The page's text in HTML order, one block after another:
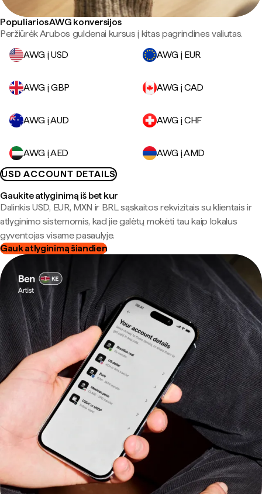
Populiarios AWG konversijos
Peržiūrėk Arubos guldenai kursus į kitas pagrindines valiutas.
AWG į USD
AWG į EUR
AWG į GBP AWG į CAD
AWG į AUD AWG į CHF
AWG į AED
AWG į AMD
USD ACCOUNT DETAILS
Gaukite atlyginimą iš bet kur
Dalinkis USD, EUR, MXN ir BRL sąskaitos rekvizitais su klientais ir
atlyginimo sistemomis, kad jie galėtų mokėti tau kaip lokalus
gyventojas visame pasaulyje.
Gauk atlyginimą šiandien